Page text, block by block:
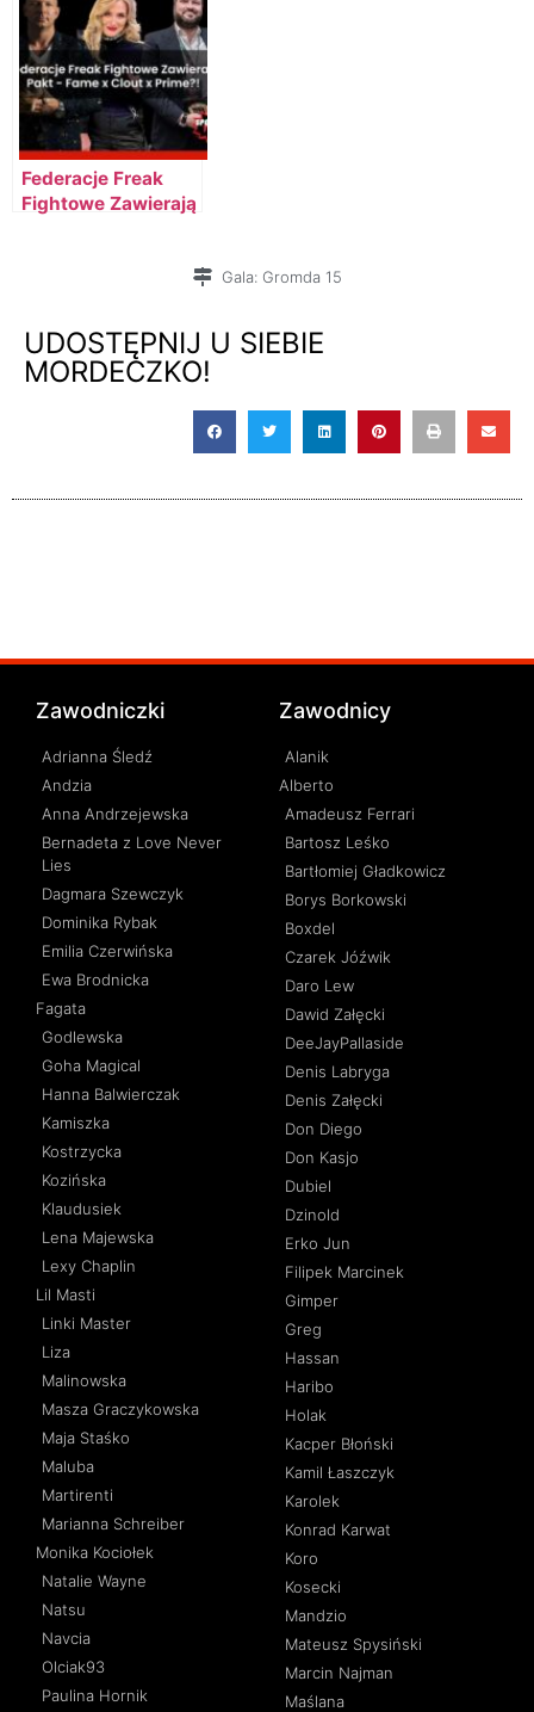
GROMDA 15!
Federacje Freak
Fightowe Zawierają
Gala: Gromda 15
UDOSTĘPNIJ U SIEBIE
MORDECZKO!
Zawodniczki
Adrianna Śledź
Andzia
Anna Andrzejewska
Bernadeta z Love Never
Lies
Dagmara Szewczyk
Dominika Rybak
Emilia Czerwińska
Ewa Brodnicka
Fagata
Godlewska
Goha Magical
Hanna Balwierczak
Kamiszka
Kostrzycka
Kozińska
Klaudusiek
Lena Majewska
Lexy Chaplin
Lil Masti
Linki Master
Liza
Malinowska
Masza Graczykowska
Maja Staśko
Maluba
Martirenti
Marianna Schreiber
Monika Kociołek
Natalie Wayne
Natsu
Navcia
Olciak93
Paulina Hornik
Zawodnicy
Alanik
Alberto
Amadeusz Ferrari
Bartosz Leśko
Bartłomiej Gładkowicz
Borys Borkowski
Boxdel
Czarek Jóźwik
Daro Lew
Dawid Załęcki
DeeJayPallaside
Denis Labryga
Denis Załęcki
Don Diego
Don Kasjo
Dubiel
Dzinold
Erko Jun
Filipek Marcinek
Gimper
Greg
Hassan
Haribo
Holak
Kacper Błoński
Kamil Łaszczyk
Karolek
Konrad Karwat
Koro
Kosecki
Mandzio
Mateusz Spysiński
Marcin Najman
Maślana